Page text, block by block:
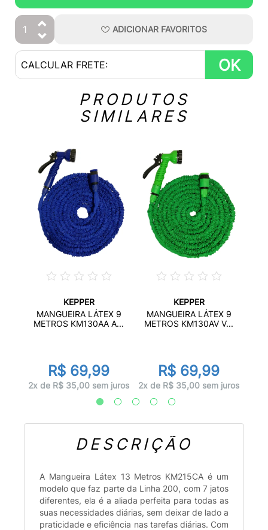
ADICIONAR FAVORITOS
OK
PRODUTOS
SIMILARES
KEPPER
MANGUEIRA LÁTEX 9
METROS KM130AA A...
R$ 69,99
2x de R$ 35,00 sem juros
KEPPER
MANGUEIRA LÁTEX 9
METROS KM130AV V...
R$ 69,99
2x de R$ 35,00 sem juros
DESCRIÇÃO
A Mangueira Látex 13 Metros KM215CA é um
modelo que faz parte da Linha 200, com 7 jatos
diferentes, ela é a aliada perfeita para todas as
suas necessidades diárias, sem deixar de lado a
praticidade e eficiência nas tarefas diárias. Com